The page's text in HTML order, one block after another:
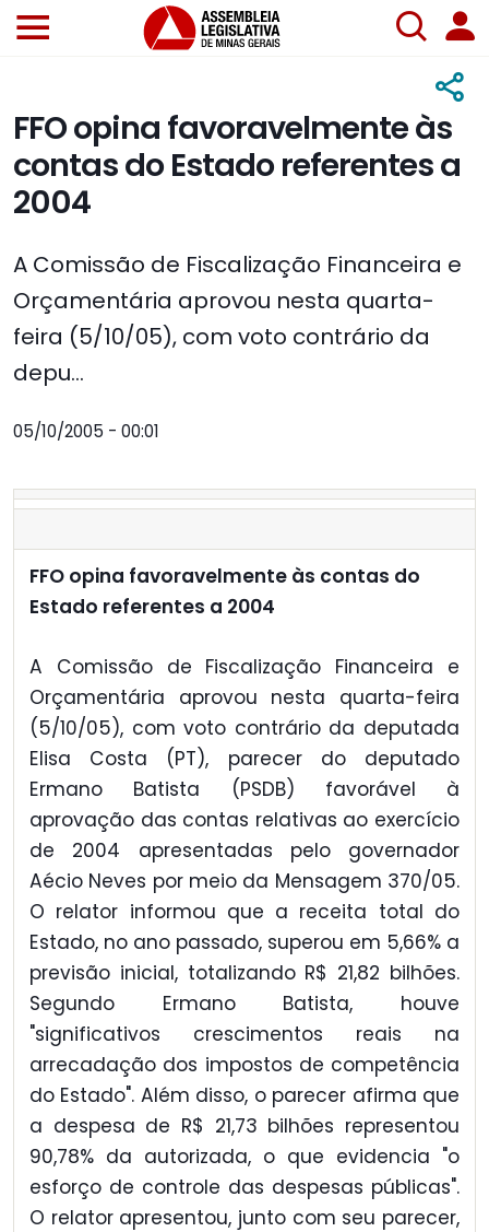
FFO opina favoravelmente às
contas do Estado referentes a
2004
A Comissão de Fiscalização Financeira e
Orçamentária aprovou nesta quarta-
feira (5/10/05), com voto contrário da
depu...
05/10/2005 - 00:01
FFO opina favoravelmente às contas do
Estado referentes a 2004
A Comissão de Fiscalização Financeira e
Orçamentária aprovou nesta quarta-feira
(5/10/05), com voto contrário da deputada
Elisa Costa (PT), parecer do deputado
Ermano Batista (PSDB) favorável à
aprovação das contas relativas ao exercício
de 2004 apresentadas pelo governador
Aécio Neves por meio da Mensagem 370/05.
O relator informou que a receita total do
Estado, no ano passado, superou em 5,66% a
previsão inicial, totalizando R$ 21,82 bilhões.
Segundo Ermano Batista, houve
"significativos crescimentos reais na
arrecadação dos impostos de competência
do Estado". Além disso, o parecer afirma que
a despesa de R$ 21,73 bilhões representou
90,78% da autorizada, o que evidencia "o
esforço de controle das despesas públicas".
O relator apresentou, junto com seu parecer,